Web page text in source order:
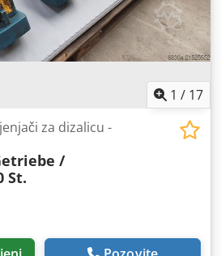
1 / 17
za dizalicu -
/
St.